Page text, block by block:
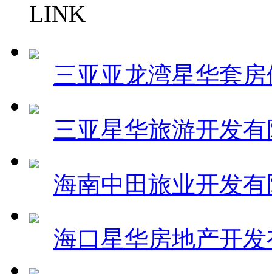
LINK
三亚亚龙湾星华套
三亚星华旅游开发
海南中田旅业开发
海口星华房地产开